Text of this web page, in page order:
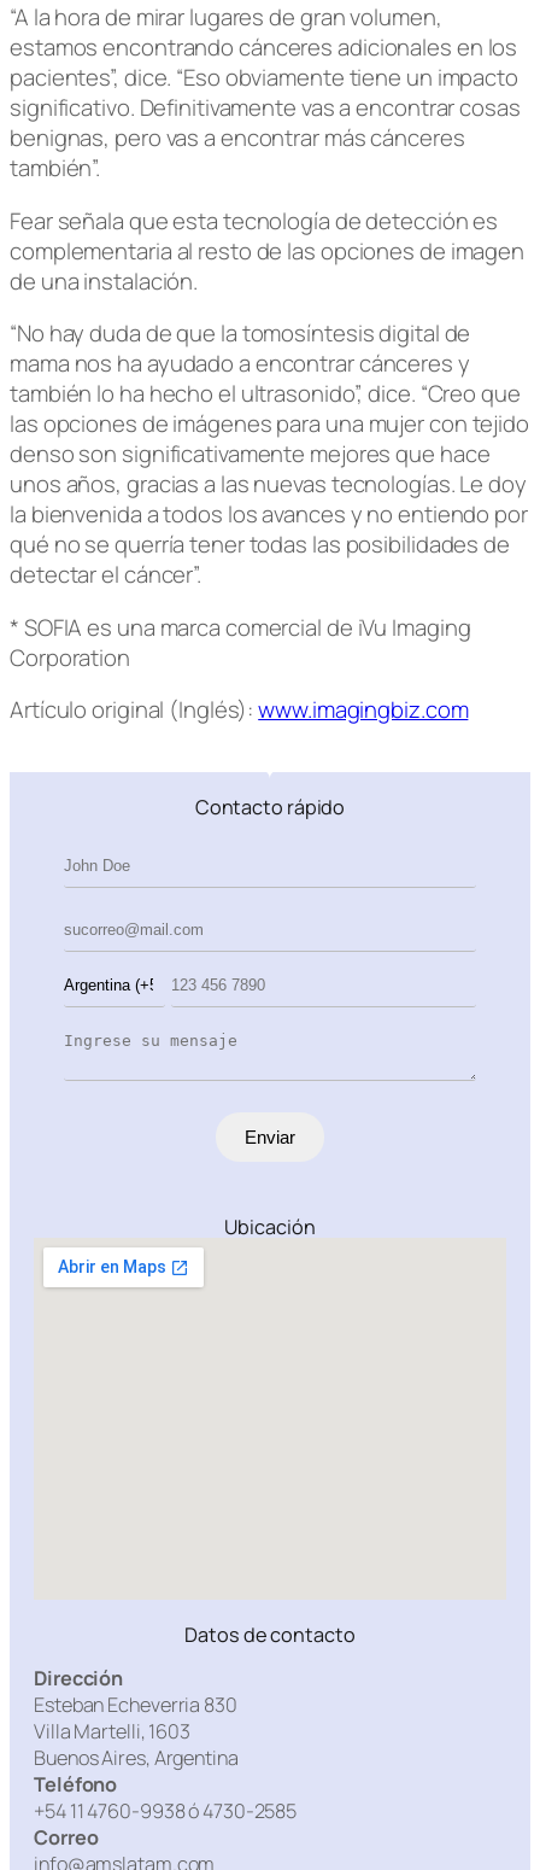
“A la hora de mirar lugares de gran volumen,
estamos encontrando cánceres adicionales en los
pacientes”, dice. “Eso obviamente tiene un impacto
significativo. Definitivamente vas a encontrar cosas
benignas, pero vas a encontrar más cánceres
también”.
Fear señala que esta tecnología de detección es
complementaria al resto de las opciones de imagen
de una instalación.
“No hay duda de que la tomosíntesis digital de
mama nos ha ayudado a encontrar cánceres y
también lo ha hecho el ultrasonido”, dice. “Creo que
las opciones de imágenes para una mujer con tejido
denso son significativamente mejores que hace
unos años, gracias a las nuevas tecnologías. Le doy
la bienvenida a todos los avances y no entiendo por
qué no se querría tener todas las posibilidades de
detectar el cáncer”.
* SOFIA es una marca comercial de iVu Imaging
Corporation
Artículo original (Inglés):www.imagingbiz.com
Contacto rápido
Enviar
Ubicación
Datos de contacto
Dirección
Esteban Echeverria 830
Villa Martelli, 1603
Buenos Aires, Argentina
Teléfono
+54 11 4760-9938 ó 4730-2585
Correo
info@amslatam.com